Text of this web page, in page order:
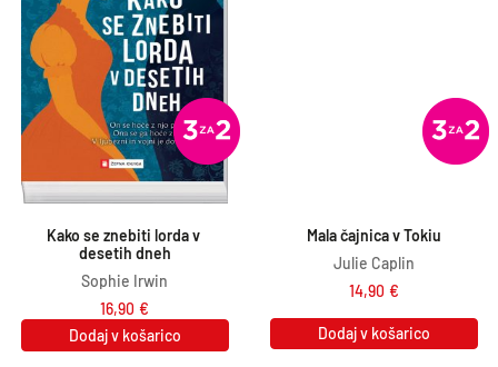
Kako se znebiti lorda v
desetih dneh
Sophie Irwin
16,90 €
Dodaj v košarico
Mala čajnica v Tokiu
Julie Caplin
14,90 €
Dodaj v košarico